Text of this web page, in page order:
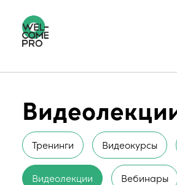
Тренинги Видеокурсы
Видеолекции Вебинары